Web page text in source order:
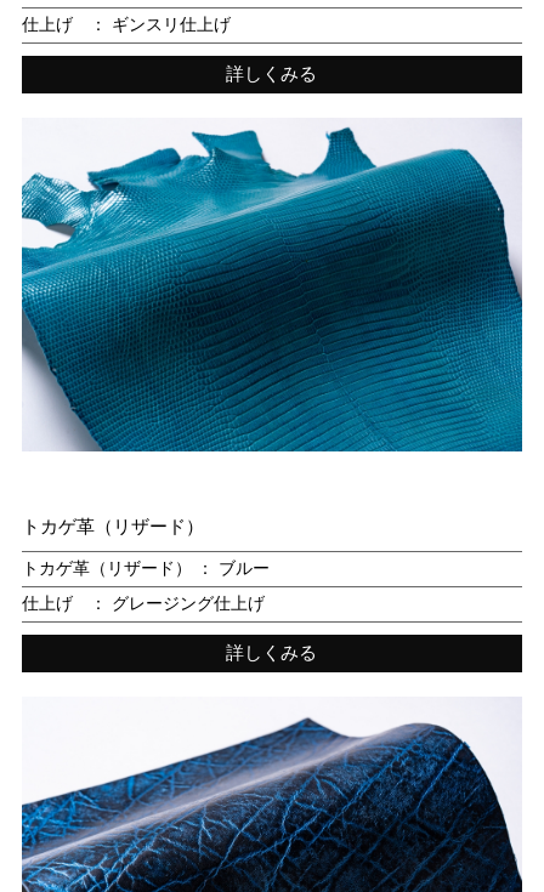
仕上げ ： ギンスリ仕上げ
詳しくみる
トカゲ革（リザード）
トカゲ革（リザード） ： ブルー
仕上げ ： グレージング仕上げ
詳しくみる